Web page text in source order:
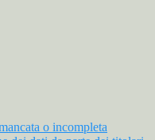
o incompleta